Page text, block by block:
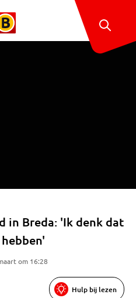
in Breda: 'Ik denk dat
om 16:28
Hulp bij lezen